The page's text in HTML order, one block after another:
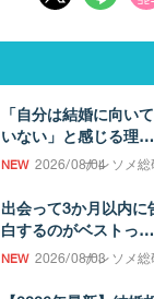
「自分は結婚に向いて
いない」と感じる理
由。「誰かと過ごした
差
2026/08/04ナレソメ総
出会って3か月以内に
白するのがベストって
ホント！？
2026/08/03ナレソメ総